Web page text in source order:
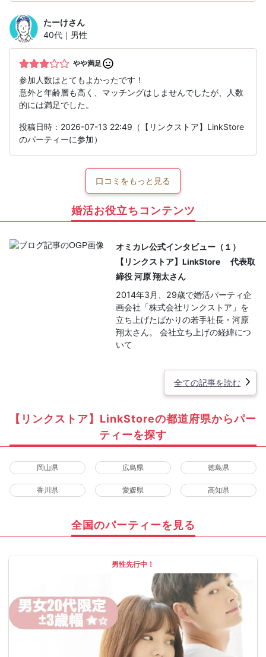
たーけさん
40代｜男性
やや満足
参加人数はとてもよかったです！
意外と年齢層も高く、マッチングはしませんでしたが、人数
的には満足でした。
投稿日時：2026-07-13 22:49（【リンクストア】LinkStore
のパーティーに参加）
口コミをもっと見る
婚活お役立ちコンテンツ
オミカレ公式インタビュー（１）
【リンクストア】LinkStore 代表取
締役 河原 翔太さん
2014年3月、29歳で婚活パーティ企
画会社「株式会社リンクストア」を
立ち上げたばかりの若手社長・河原
翔太さん。 会社立ち上げの経緯につ
いて
全ての記事を読む
【リンクストア】LinkStoreの都道府県からパー
ティーを探す
岡山県 広島県 徳島県
香川県 愛媛県 高知県
全国のパーティーを見る
男性先行中！